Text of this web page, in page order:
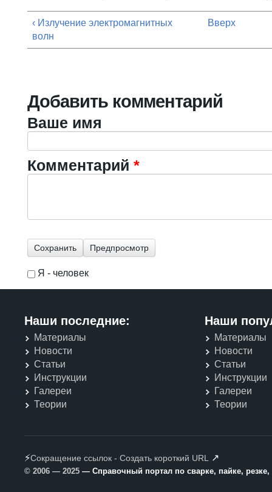
‹ Излучение электромагнитных
волн
Вверх
Добавить комментарий
Ваше имя
Комментарий *
Я - человек
Наши последние:
Материалы
Новости
Статьи
Инструкции
Галереи
Теории
Наши
Материалы
Новости
Статьи
Инструкции
Галереи
Теории
⚡Сокращение ссылок - Создать короткий URL ↗
© 2006 — 2025 — Справочный портал по сварке, пайке,